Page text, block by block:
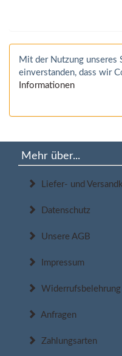
Mit der Nutzung unseres
einverstanden, dass wir
Informationen
Mehr über...
Liefer- und
Datenschutz
Unsere AGB
Impressum
Widerrufsbelehrung
Anfragen
Zahlungsarten